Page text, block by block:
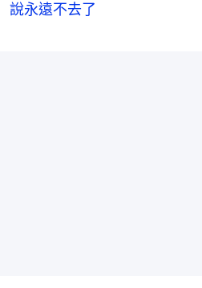
說永遠不去了